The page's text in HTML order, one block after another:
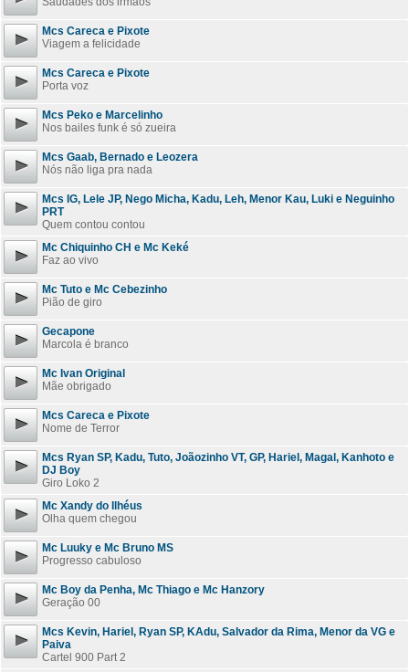
Mcs Careca e Pixote
Viagem a felicidade
Mcs Careca e Pixote
Porta voz
Mcs Peko e Marcelinho
Nos bailes funk é só zueira
Mcs Gaab, Bernado e Leozera
Nós não liga pra nada
Mcs IG, Lele JP, Nego Micha, Kadu, Leh, Menor Kau, Luki e Neguinho
PRT
Quem contou contou
Mc Chiquinho CH e Mc Keké
Faz ao vivo
Mc Tuto e Mc Cebezinho
Pião de giro
Gecapone
Marcola é branco
Mc Ivan Original
Mãe obrigado
Mcs Careca e Pixote
Nome de Terror
Mcs Ryan SP, Kadu, Tuto, Joãozinho VT, GP, Hariel, Magal, Kanhoto e
DJ Boy
Giro Loko 2
Mc Xandy do Ilhéus
Olha quem chegou
Mc Luuky e Mc Bruno MS
Progresso cabuloso
Mc Boy da Penha, Mc Thiago e Mc Hanzory
Geração 00
Mcs Kevin, Hariel, Ryan SP, KAdu, Salvador da Rima, Menor da VG e
Paiva
Cartel 900 Part 2